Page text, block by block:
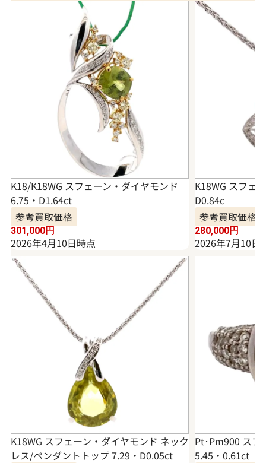
K18/K18WG スフェーン・ダイヤモンド
6.75・D1.64ct
参考買取価格
301,000円
2026年4月10日時点
K18WG スフェ
D0.84c
参考買取価格
280,000円
2026年7月10日
K18WG スフェーン・ダイヤモンド ネック
レス/ペンダントトップ 7.29・D0.05ct
Pt･Pm900 スフ
5.45・0.61ct